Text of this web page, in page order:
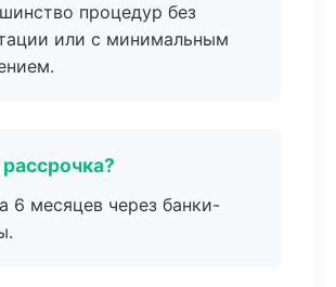
процедур без
или с минимальным
6 месяцев через банки-